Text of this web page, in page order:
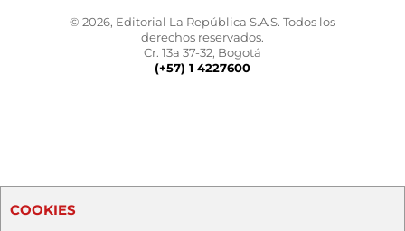
© 2026, Editorial La República S.A.S. Todos los
derechos reservados.
Cr. 13a 37-32, Bogotá
(+57) 1 4227600
COOKIES